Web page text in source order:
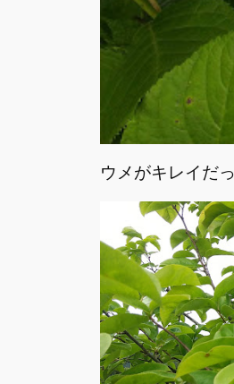
ウメがキレイだ